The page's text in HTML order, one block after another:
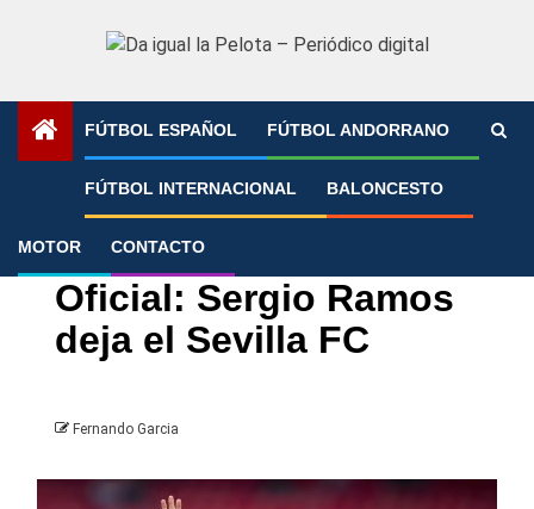
FÚTBOL ESPAÑOL FÚTBOL ANDORRANO
FÚTBOL INTERNACIONAL BALONCESTO
MOTOR CONTACTO
»
Fichajes LaLiga Sevilla
Oficial: Sergio Ramos
deja el Sevilla FC
Fernando Garcia